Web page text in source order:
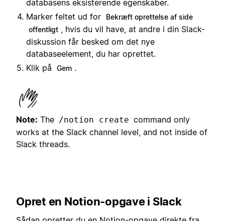
databasens eksisterende egenskaber.
Marker feltet ud for
Bekræft oprettelse af side
offentligt , hvis du vil have, at andre i din Slack-
diskussion får besked om det nye
databaseelement, du har oprettet.
Klik på
Gem .
Note: The /notion create command only
works at the Slack channel level, and not inside of
Slack threads.
Opret en Notion-opgave i Slack